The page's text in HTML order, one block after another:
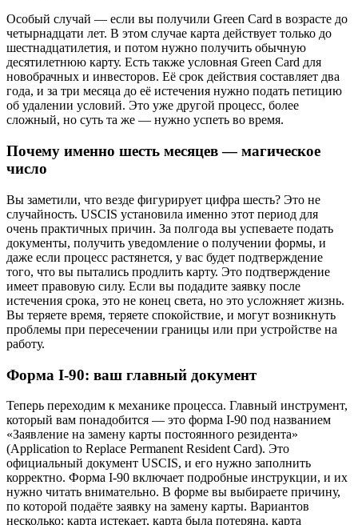
Особый случай — если вы получили Green Card в возрасте до
четырнадцати лет. В этом случае карта действует только до
шестнадцатилетия, и потом нужно получить обычную
десятилетнюю карту. Есть также условная Green Card для
новобрачных и инвесторов. Её срок действия составляет два
года, и за три месяца до её истечения нужно подать петицию
об удалении условий. Это уже другой процесс, более
сложный, но суть та же — нужно успеть во время.
Почему именно шесть месяцев — магическое
число
Вы заметили, что везде фигурирует цифра шесть? Это не
случайность. USCIS установила именно этот период для
очень практичных причин. За полгода вы успеваете подать
документы, получить уведомление о получении формы, и
даже если процесс растянется, у вас будет подтверждение
того, что вы пытались продлить карту. Это подтверждение
имеет правовую силу. Если вы подадите заявку после
истечения срока, это не конец света, но это усложняет жизнь.
Вы теряете время, теряете спокойствие, и могут возникнуть
проблемы при пересечении границы или при устройстве на
работу.
Форма I-90: ваш главный документ
Теперь переходим к механике процесса. Главный инструмент,
который вам понадобится — это форма I-90 под названием
«Заявление на замену карты постоянного резидента»
(Application to Replace Permanent Resident Card). Это
официальный документ USCIS, и его нужно заполнить
корректно. Форма I-90 включает подробные инструкции, и их
нужно читать внимательно. В форме вы выбираете причину,
по которой подаёте заявку на замену карты. Вариантов
несколько: карта истекает, карта была потеряна, карта